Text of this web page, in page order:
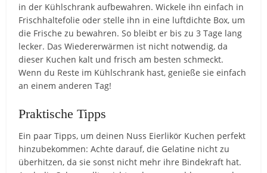
in der Kühlschrank aufbewahren. Wickele ihn einfach in
Frischhaltefolie oder stelle ihn in eine luftdichte Box, um
die Frische zu bewahren. So bleibt er bis zu 3 Tage lang
lecker. Das Wiedererwärmen ist nicht notwendig, da
dieser Kuchen kalt und frisch am besten schmeckt.
Wenn du Reste im Kühlschrank hast, genieße sie einfach
an einem anderen Tag!
Praktische Tipps
Ein paar Tipps, um deinen Nuss Eierlikör Kuchen perfekt
hinzubekommen: Achte darauf, die Gelatine nicht zu
überhitzen, da sie sonst nicht mehr ihre Bindekraft hat.